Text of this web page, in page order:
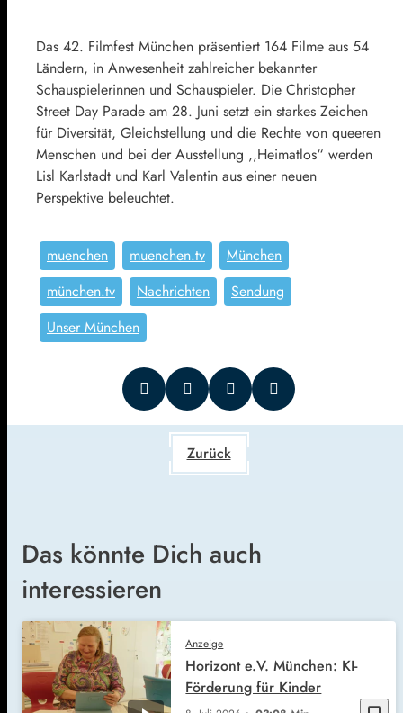
Das 42. Filmfest München präsentiert 164 Filme aus 54
Ländern, in Anwesenheit zahlreicher bekannter
Schauspielerinnen und Schauspieler. Die Christopher
Street Day Parade am 28. Juni setzt ein starkes Zeichen
für Diversität, Gleichstellung und die Rechte von queeren
Menschen und bei der Ausstellung ,,Heimatlos“ werden
Lisl Karlstadt und Karl Valentin aus einer neuen
Perspektive beleuchtet.
muenchen muenchen.tv
München
münchen.tv
Nachrichten
Sendung
Unser München
Zurück
Das könnte Dich auch
interessieren
Anzeige
Horizont e.V. München: KI-
Förderung für Kinder